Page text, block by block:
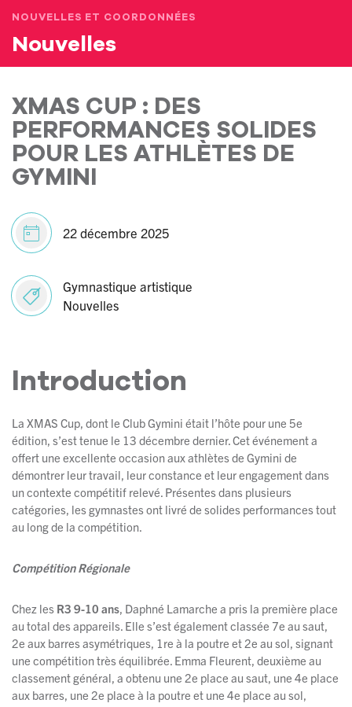
NOUVELLES ET COORDONNÉES
Nouvelles
XMAS CUP : DES
PERFORMANCES SOLIDES
POUR LES ATHLÈTES DE
GYMINI
22 décembre 2025
Gymnastique artistique
Nouvelles
Introduction
La XMAS Cup, dont le Club Gymini était l’hôte pour une 5e
édition, s’est tenue le 13 décembre dernier. Cet événement a
offert une excellente occasion aux athlètes de Gymini de
démontrer leur travail, leur constance et leur engagement dans
un contexte compétitif relevé. Présentes dans plusieurs
catégories, les gymnastes ont livré de solides performances tout
au long de la compétition.
Compétition Régionale
Chez les R3 9-10 ans , Daphné Lamarche a pris la première place
au total des appareils. Elle s’est également classée 7e au saut,
2e aux barres asymétriques, 1re à la poutre et 2e au sol, signant
une compétition très équilibrée. Emma Fleurent, deuxième au
classement général, a obtenu une 2e place au saut, une 4e place
aux barres, une 2e place à la poutre et une 4e place au sol,